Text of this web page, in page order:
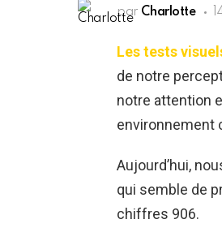
par Charlotte
Les tests
de notre
notre attention
environnement
Aujourd’hui,
qui semble de
chiffres 906.